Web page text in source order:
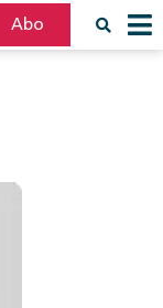
Abo